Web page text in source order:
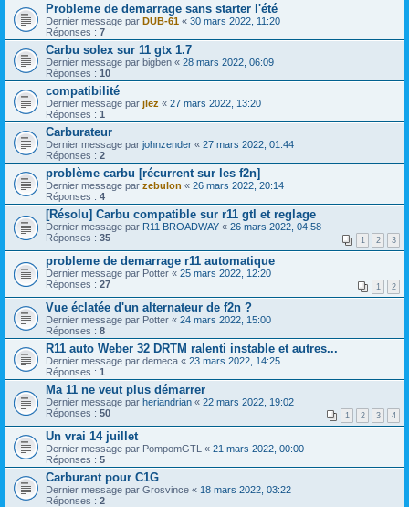
Probleme de demarrage sans starter l'été
Dernier message par DUB-61 « 30 mars 2022, 11:20
Réponses : 7
Carbu solex sur 11 gtx 1.7
Dernier message par bigben « 28 mars 2022, 06:09
Réponses : 10
compatibilité
Dernier message par jlez « 27 mars 2022, 13:20
Réponses : 1
Carburateur
Dernier message par johnzender « 27 mars 2022, 01:44
Réponses : 2
problème carbu [récurrent sur les f2n]
Dernier message par zebulon « 26 mars 2022, 20:14
Réponses : 4
[Résolu] Carbu compatible sur r11 gtl et reglage
Dernier message par R11 BROADWAY « 26 mars 2022, 04:58
Réponses : 35 1 2 3
probleme de demarrage r11 automatique
Dernier message par Potter « 25 mars 2022, 12:20
Réponses : 27 1 2
Vue éclatée d'un alternateur de f2n ?
Dernier message par Potter « 24 mars 2022, 15:00
Réponses : 8
R11 auto Weber 32 DRTM ralenti instable et autres...
Dernier message par demeca « 23 mars 2022, 14:25
Réponses : 1
Ma 11 ne veut plus démarrer
Dernier message par heriandrian « 22 mars 2022, 19:02
Réponses : 50 1 2 3 4
Un vrai 14 juillet
Dernier message par PompomGTL « 21 mars 2022, 00:00
Réponses : 5
Carburant pour C1G
Dernier message par Grosvince « 18 mars 2022, 03:22
Réponses : 2